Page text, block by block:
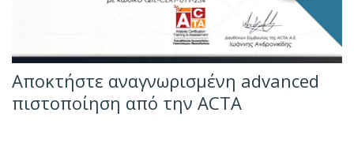
Αποκτήστε αναγνωρισμένη advanced
πιστοποίηση από την ΑCΤΑ